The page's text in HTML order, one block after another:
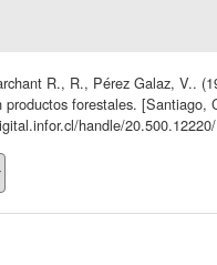
R., R., Pérez Galaz, V..
productos forestales.
handle/